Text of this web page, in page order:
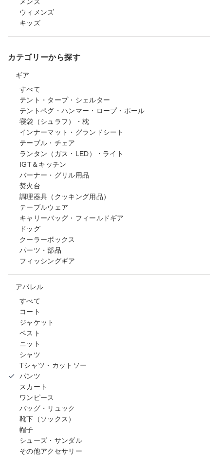
ウィメンズ
キッズ
カテゴリーから探す
ギア
すべて
テント・タープ・シェルター
テントペグ・ハンマー・ロープ・ポール
寝袋（シュラフ）・枕
インナーマット・グランドシート
テーブル・チェア
ランタン（ガス・LED）・ライト
IGT＆キッチン
バーナー・グリル用品
焚火台
調理器具（クッキング用品）
テーブルウェア
キャリーバッグ・フィールドギア
ドッグ
クーラーボックス
パーツ・部品
フィッシングギア
アパレル
すべて
コート
ジャケット
ベスト
ニット
シャツ
Tシャツ・カットソー
パンツ
スカート
ワンピース
バッグ・リュック
靴下（ソックス）
帽子
シューズ・サンダル
その他アクセサリー